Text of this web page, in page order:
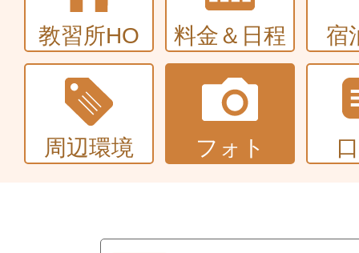
教習所HO 料金＆日程 宿
周辺環境 フォト